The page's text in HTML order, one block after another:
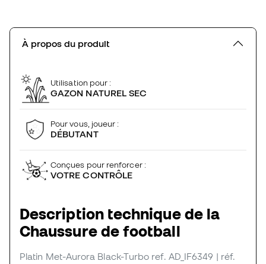
À propos du produit
Utilisation pour :
GAZON NATUREL SEC
Pour vous, joueur :
DÉBUTANT
Conçues pour renforcer :
VOTRE CONTRÔLE
Description technique de la
Chaussure de football
Platin Met-Aurora Black-Turbo ref. AD_IF6349 | réf.